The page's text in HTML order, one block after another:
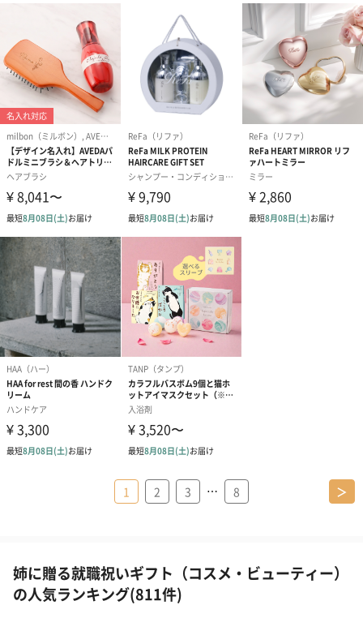
1 2 3 … 8 ＞
姉に贈る就職祝いギフト（コスメ・ビューティー）
の人気ランキング(811件)